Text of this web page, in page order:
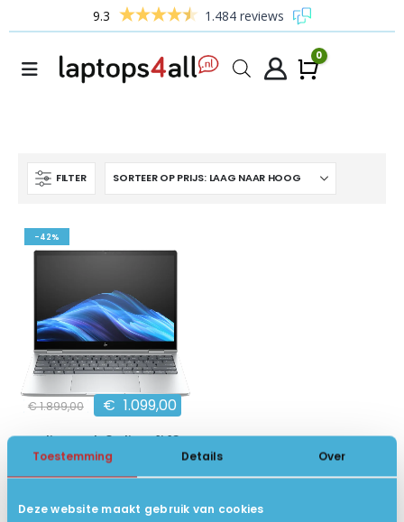
Toestemming Details Over
Deze website maakt gebruik van cookies
9.3 1.484 reviews
0
FILTER
-42%
€1.899,00 € 1.099,00
HP EliteBook 8 Flip G1i 13 KH
14 inch 1920 x 1200 IPS
16GB DDR5, 512GB SSD